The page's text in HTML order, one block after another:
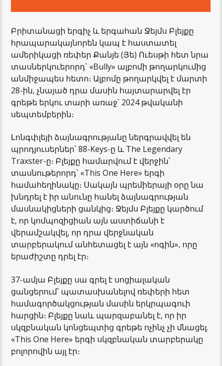
Բրիտանացի երգիչ և երգահան Ջեյմս Բլեյքը
հրապարակայնորեն կապ է հաստատել
ամերիկացի ռեփեր Քանյե (Յե) Ուեսթի հետ նրա
տասներկուերորդ՝ «Bully» ալբոմի թողարկումից
անմիջապես հետո։ Ալբոմը թողարկվել է մարտի
28-ին, չնայած դրա մասին հայտարարվել էր
գրեթե երկու տարի առաջ՝ 2024 թվականի
սեպտեմբերին։
Լոնգփլեյի ձայնագրությանը ներգրավվել են
պրոդյուսերներ՝ 88-Keys-ը և The Legendary
Traxster-ը։ Բլեյքը համարվում է վերջին՝
տասնութերորդ՝ «This One Here» երգի
համահեղինակը։ Սակայն պրեմիերայի օրը նա
խնդրել է իր անունը հանել ձայնագրության
մասնակիցների ցանկից։ Ջեյմս Բլեյքը կարծում
է, որ կոմպոզիցիան այն աստիճանի է
վերամշակվել, որ դրա վերջնական
տարբերակում անհետացել է այն «ոգին», որը
երաժիշտը դրել էր։
37-ամյա Բլեյքը սա գրել է սոցիալական
ցանցերում՝ պատասխանելով ռեփերի հետ
համագործակցության մասին երկրպագուի
հարցին։ Բլեյքը նաև պարզաբանել է, որ իր
սկզբնական կոնցեպտից գրեթե ոչինչ չի մնացել.
«This One Here» երգի սկզբնական տարբերակը
բոլորովին այլ էր։